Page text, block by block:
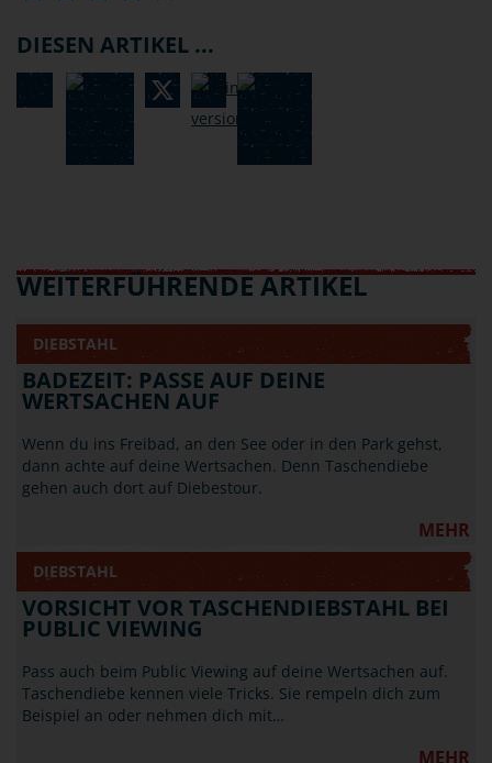
DIESEN ARTIKEL ...
WEITERFÜHRENDE ARTIKEL
DIEBSTAHL
BADEZEIT: PASSE AUF DEINE
WERTSACHEN AUF
Wenn du ins Freibad, an den See oder in den Park gehst,
dann achte auf deine Wertsachen. Denn Taschendiebe
gehen auch dort auf Diebestour.
MEHR
DIEBSTAHL
VORSICHT VOR TASCHENDIEBSTAHL BEI
PUBLIC VIEWING
Pass auch beim Public Viewing auf deine Wertsachen auf.
Taschendiebe kennen viele Tricks. Sie rempeln dich zum
Beispiel an oder nehmen dich mit…
MEHR